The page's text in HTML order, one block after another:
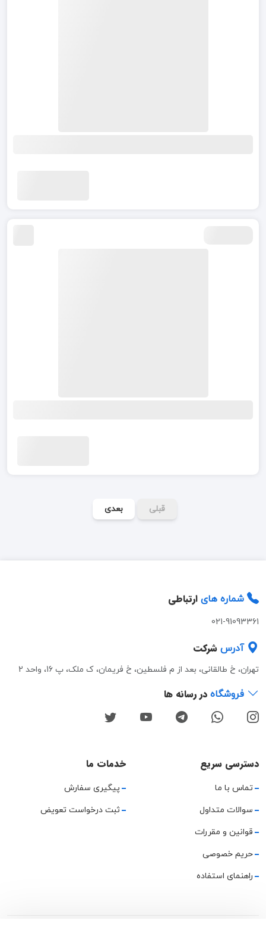
قبلی بعدی
شماره های ارتباطی
021-91093361
آدرس شرکت
تهران، خ طالقانی، بعد از م فلسطین، خ فریمان، ک ملک، پ 16، واحد 2
فروشگاه در رسانه ها
دسترسی سریع
تماس با ما
سوالات متداول
قوانین و مقررات
حریم خصوصی
راهنمای استفاده
خدمات ما
پیگیری سفارش
ثبت درخواست تعویض